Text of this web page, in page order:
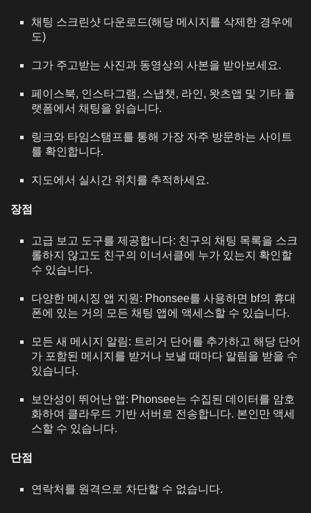
채팅 스크린샷 다운로드(해당 메시지를 삭제한 경우에
도)
그가 주고받는 사진과 동영상의 사본을 받아보세요.
페이스북, 인스타그램, 스냅챗, 라인, 왓츠앱 및 기타 플
랫폼에서 채팅을 읽습니다.
링크와 타임스탬프를 통해 가장 자주 방문하는 사이트
를 확인합니다.
지도에서 실시간 위치를 추적하세요.
장점
고급 보고 도구를 제공합니다: 친구의 채팅 목록을 스크
롤하지 않고도 친구의 이너서클에 누가 있는지 확인할
수 있습니다.
다양한 메시징 앱 지원: Phonsee를 사용하면 bf의 휴대
폰에 있는 거의 모든 채팅 앱에 액세스할 수 있습니다.
모든 새 메시지 알림: 트리거 단어를 추가하고 해당 단어
가 포함된 메시지를 받거나 보낼 때마다 알림을 받을 수
있습니다.
보안성이 뛰어난 앱: Phonsee는 수집된 데이터를 암호
화하여 클라우드 기반 서버로 전송합니다. 본인만 액세
스할 수 있습니다.
단점
연락처를 원격으로 차단할 수 없습니다.